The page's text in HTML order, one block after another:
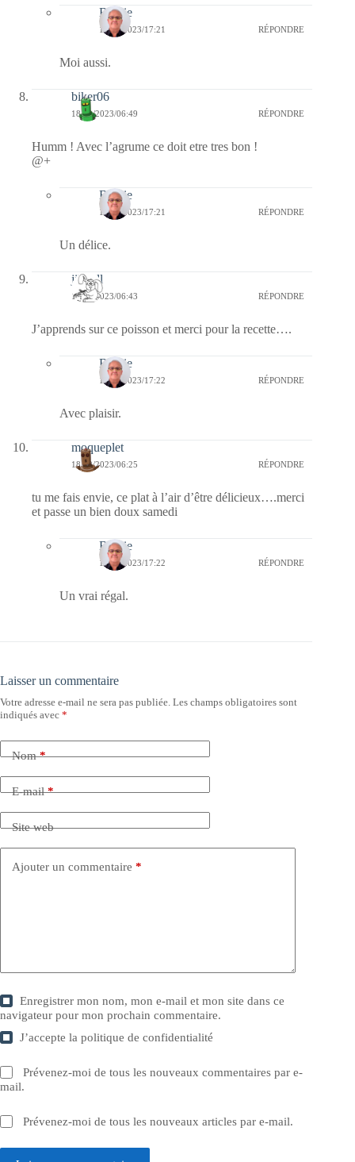
Bernie
18/02/2023/17:21 RÉPONDRE
Moi aussi.
biker06
18/02/2023/06:49 RÉPONDRE
Humm ! Avec l’agrume ce doit etre tres bon !
@+
Bernie
18/02/2023/17:21 RÉPONDRE
Un délice.
jill bill
18/02/2023/06:43 RÉPONDRE
J’apprends sur ce poisson et merci pour la recette….
Bernie
18/02/2023/17:22 RÉPONDRE
Avec plaisir.
moqueplet
18/02/2023/06:25 RÉPONDRE
tu me fais envie, ce plat à l’air d’être délicieux….merci
et passe un bien doux samedi
Bernie
18/02/2023/17:22 RÉPONDRE
Un vrai régal.
Laisser un commentaire
Votre adresse e-mail ne sera pas publiée. Les champs obligatoires sont
indiqués avec *
Nom*
E-mail*
Site web
Ajouter un commentaire *
Enregistrer mon nom, mon e-mail et mon site dans ce
navigateur pour mon prochain commentaire.
J’accepte lapolitique de confidentialité
Prévenez-moi de tous les nouveaux commentaires par e-
mail.
Prévenez-moi de tous les nouveaux articles par e-mail.